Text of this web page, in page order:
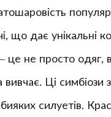
що дає унікальні
не просто одяг,
Ці
силуетів.